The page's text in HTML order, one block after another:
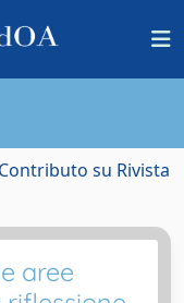
su Rivista
aree